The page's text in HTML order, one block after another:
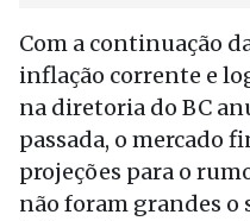
Com a continuação
inflação corrente e
na diretoria do BC
passada, o mercado
projeções para o
não foram grandes o